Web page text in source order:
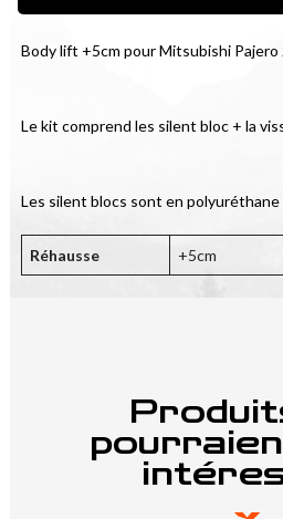
Body lift +5cm pour Mitsubishi Pajero
Le kit comprend les silent bloc + la
Les silent blocs sont en polyuréthane
Réhausse +5cm